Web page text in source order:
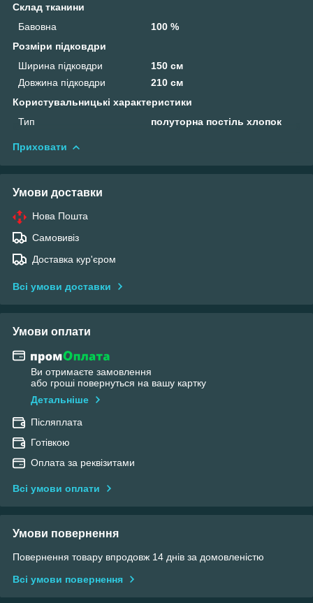
Склад тканини
Бавовна
100 %
Розміри підковдри
Ширина підковдри
150 см
Довжина підковдри
210 см
Користувальницькі характеристики
Тип
полуторна постіль хлопок
Приховати
Умови доставки
Нова Пошта
Самовивіз
Доставка кур'єром
Всі умови доставки
Умови оплати
Ви отримаєте замовлення
або гроші повернуться на вашу картку
Детальніше
Післяплата
Готівкою
Оплата за реквізитами
Всі умови оплати
Умови повернення
Повернення товару впродовж 14 днів за домовленістю
Всі умови повернення